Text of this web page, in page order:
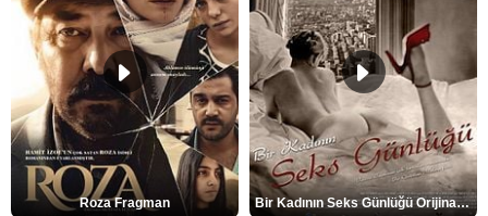
Roza Fragman Bir Kadının Seks Günlüğü Orijinal Fragman